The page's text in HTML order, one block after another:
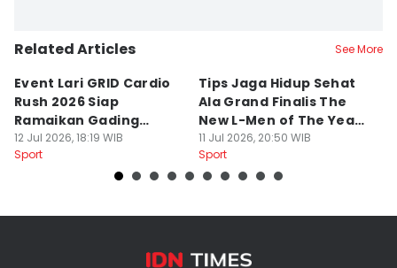
Related Articles See More
Event Lari GRID Cardio
Rush 2026 Siap
Ramaikan Gading
Serpong
12 Jul 2026, 18:19 WIB
Sport
Tips Jaga Hidup Sehat
Ala Grand Finalis The
New L-Men of The Year
2026
11 Jul 2026, 20:50 WIB
Sport